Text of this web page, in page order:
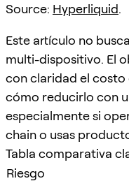
Source: Hyperliquid.
Este artículo no
multi-dispositivo. El
con claridad el costo
cómo reducirlo con
especialmente si
chain o usas
Tabla comparativa
Riesgo